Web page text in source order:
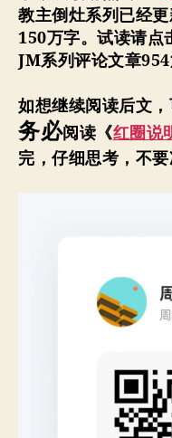
教主倒灶系列已经
150万字。试读请
JM系列评论文章954
如想继续阅读后文
务必阅读《红圈说
完，仔细思考，不要